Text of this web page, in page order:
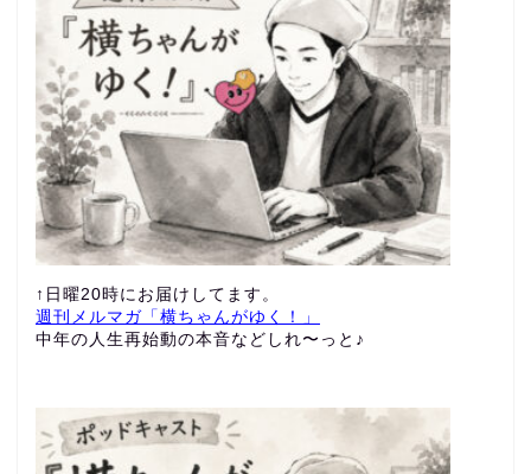
↑日曜20時にお届けしてます。
週刊メルマガ「横ちゃんがゆく！」
中年の人生再始動の本音などしれ〜っと♪